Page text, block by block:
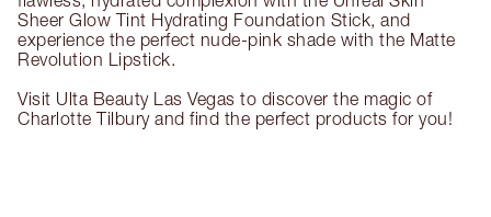
Sheer Glow Tint Hydrating Foundation Stick, and
experience the perfect nude-pink shade with the Matte
Revolution Lipstick.
Visit Ulta Beauty Las Vegas to discover the magic of
Charlotte Tilbury and find the perfect products for you!